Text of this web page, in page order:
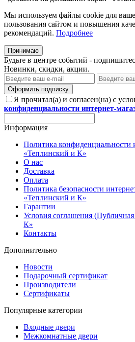
Мы используем файлы cookie для
пользования сайтом и повышения
рекомендаций. Подробнее
Принимаю
Будьте в центре событий -
Новинки, скидки, акции.
Оформить подписку
Я прочитал(а) и согласен(на) с
конфиденциальности интернет-
Информация
Политика конфиденциальности
«Теплинский и К»
О нас
Доставка
Оплата
Политика безопасности
«Теплинский и К»
Гарантии
Условия соглашения
К»
Контакты
Дополнительно
Новости
Подарочный сертификат
Производители
Сертификаты
Популярные категории
Входные двери
Межкомнатные двери